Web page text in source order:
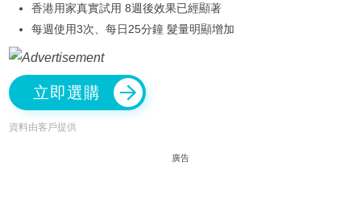
香港用家真實試用 8週後效果已經顯著
每週使用3次、每日25分鐘 髮量明顯增加
立即選購
資料由客戶提供
廣告